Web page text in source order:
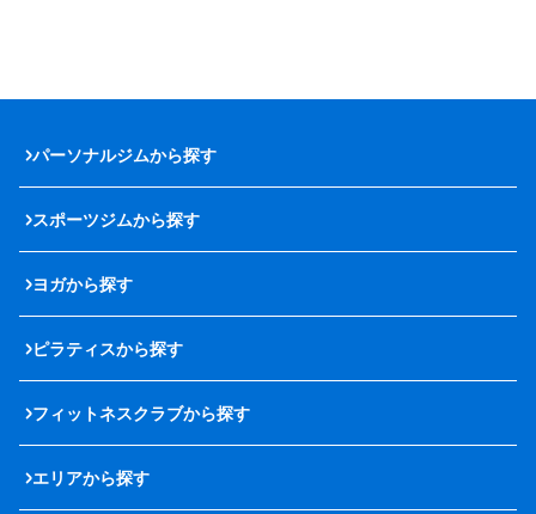
パーソナルジムから探す
スポーツジムから探す
ヨガから探す
ピラティスから探す
フィットネスクラブから探す
エリアから探す